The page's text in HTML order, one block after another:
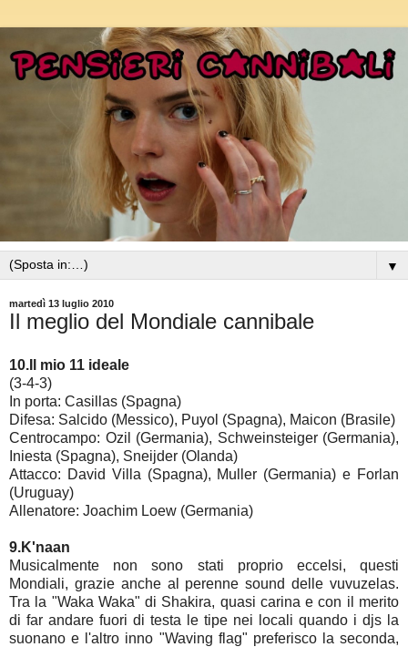
▼
martedì 13 luglio 2010
Il meglio del Mondiale cannibale
10.Il mio 11 ideale
(3-4-3)
In porta: Casillas (Spagna)
Difesa: Salcido (Messico), Puyol (Spagna), Maicon (Brasile)
Centrocampo: Ozil (Germania), Schweinsteiger (Germania),
Iniesta (Spagna), Sneijder (Olanda)
Attacco: David Villa (Spagna), Muller (Germania) e Forlan
(Uruguay)
Allenatore: Joachim Loew (Germania)
9.K'naan
Musicalmente non sono stati proprio eccelsi, questi
Mondiali, grazie anche al perenne sound delle vuvuzelas.
Tra la "Waka Waka" di Shakira, quasi carina e con il merito
di far andare fuori di testa le tipe nei locali quando i djs la
suonano e l'altro inno "Waving flag" preferisco la seconda,